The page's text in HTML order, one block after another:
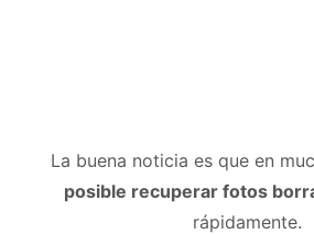
La buena noticia es que en
posible recuperar fotos
rápidamente.